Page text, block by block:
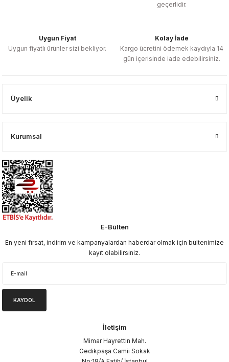
geçerlidir.
Uygun Fiyat
Uygun fiyatlı ürünler sizi bekliyor.
Kolay İade
Kargo ücretini ödemek kaydıyla 14
gün içerisinde iade edebilirsiniz.
Üyelik
Kurumsal
E-Bülten
En yeni fırsat, indirim ve kampanyalardan haberdar olmak için bültenimize
kayıt olabilirsiniz.
KAYDOL
İletişim
Mimar Hayrettin Mah.
Gedikpaşa Camii Sokak